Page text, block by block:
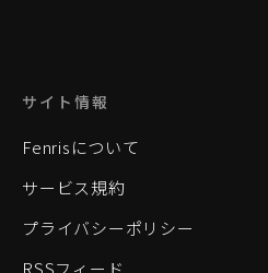
サイト情報
Fenrisについて
サービス規約
プライバシーポリシー
RSSフィード